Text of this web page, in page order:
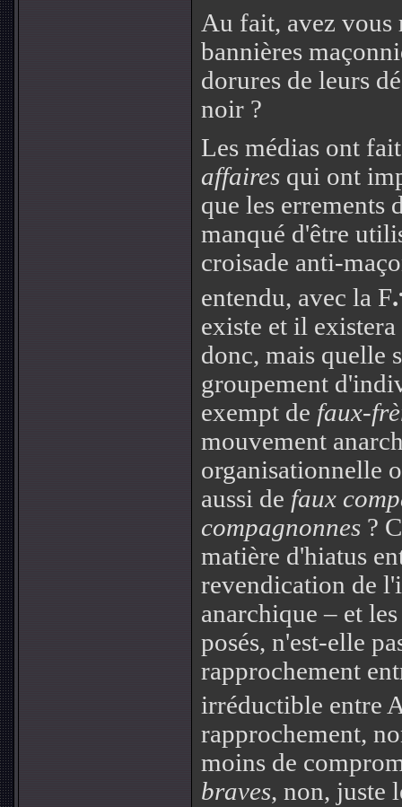
Au fait, avez vous
bannières
dorures de leurs
noir ?
Les médias ont
affaires qui ont
que les errements
manqué d'être
croisade anti-
entendu, avec la F.
existe et il
donc, mais quelle
groupement
exempt de faux-
mouvement
organisationnelle
aussi de faux
compagnonnes ?
matière d'hiatus
revendication de
anarchique – et
posés, n'est-elle
rapprochement
irréductible entre
rapprochement,
moins de
braves, non, juste